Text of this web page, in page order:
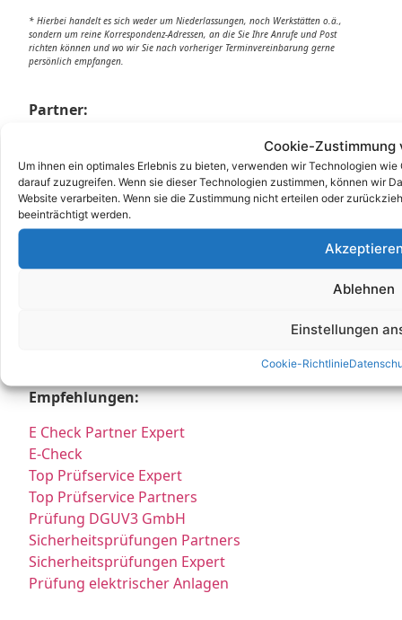
Cookie-Zustimmung
Um ihnen ein optimales Erlebnis zu bieten, verwenden wir Technologien
darauf zuzugreifen. Wenn sie dieser Technologien zustimmen, können wir
Website verarbeiten. Wenn sie die Zustimmung nicht erteilen oder
beeinträchtigt werden.
Ablehnen
Einstellungen
Cookie-Richtlinie
* Hierbei handelt es sich weder um Niederlassungen, noch Werkstätten o.ä.,
sondern um reine Korrespondenz-Adressen, an die Sie Ihre Anrufe und Post
richten können und wo wir Sie nach vorheriger Terminvereinbarung gerne
persönlich empfangen.
Partner:
DGUV
DGUV V3
Stellenangebot
Job
E Check GmbH
Empfehlungen:
E Check Partner Expert
E-Check
Top Prüfservice Expert
Top Prüfservice Partners
Prüfung DGUV3 GmbH
Sicherheitsprüfungen Partners
Sicherheitsprüfungen Expert
Prüfung elektrischer Anlagen